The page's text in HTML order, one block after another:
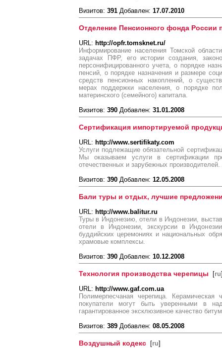
Визитов: 391 Добавлен: 17.07.2010
Отделение Пенсионного фонда России
URL: http://opfr.tomsknet.ru/
Информирование населения Томской
задачах ПФР, его истории создания,
персонифицированного учета, о порядке
пенсий, о порядке назначения и размере
средств пенсионных накоплений, о
мерах поддержки населения, о порядке
материнского (семейного) капитала.
Визитов: 390 Добавлен: 31.01.2008
Сертификация импортируемой
URL: http://www.sertifikaty.com
Услуги подлежащие обязательной
Мы оказываем услуги в сертификации
отечественных и зарубежных производителей.
Визитов: 390 Добавлен: 12.05.2008
Бали туры и отдых, лучшие
URL: http://www.balitur.ru
Туры в Индонезию, отели в Индонезии,
отели в Индонезии, экскурсии в
буддийских церемониях и национальных
храмовые комплексы.
Визитов: 390 Добавлен: 10.12.2008
Технология производства черепицы [ru
URL: http://www.gaf.com.ua
Полимерпесчаная черепица. Керамическая
покупатели могут быть уверенными в
гарантированное эксклюзивное качество
Визитов: 389 Добавлен: 08.05.2008
Воздушный кодекс [ru]